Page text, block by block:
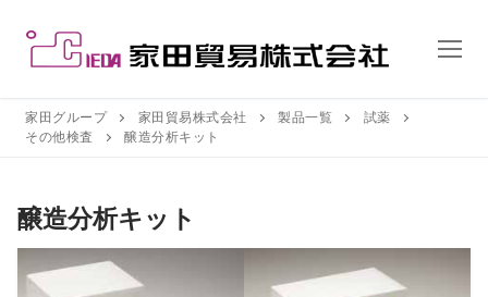
家田グループ 家田貿易株式会社 製品一覧
試薬
その他検査
醸造分析キット
醸造分析キット